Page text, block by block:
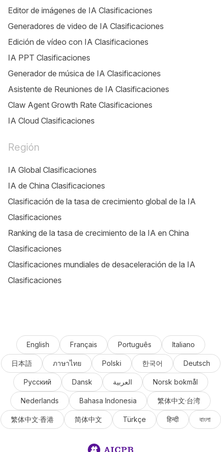
Editor de imágenes de IA Clasificaciones
Generadores de video de IA Clasificaciones
Edición de vídeo con IA Clasificaciones
IA PPT Clasificaciones
Generador de música de IA Clasificaciones
Asistente de Reuniones de IA Clasificaciones
Claw Agent Growth Rate Clasificaciones
IA Cloud Clasificaciones
Región
IA Global Clasificaciones
IA de China Clasificaciones
Clasificación de la tasa de crecimiento global de la IA
Clasificaciones
Ranking de la tasa de crecimiento de la IA en China
Clasificaciones
Clasificaciones mundiales de desaceleración de la IA
Clasificaciones
English Français Português Italiano
日本語 ภาษาไทย Polski 한국어 Deutsch
Русский Dansk العربية Norsk bokmål
Nederlands Bahasa Indonesia 繁体中文·台湾
繁体中文·香港 简体中文 Türkçe हिन्दी বাংলা